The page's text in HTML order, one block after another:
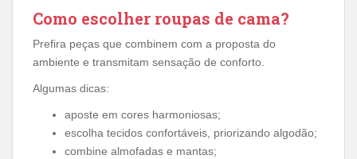
Como escolher roupas de cama?
Prefira peças que combinem com a proposta do
ambiente e transmitam sensação de conforto.
Algumas dicas:
aposte em cores harmoniosas;
escolha tecidos confortáveis, priorizando algodão;
combine almofadas e mantas;